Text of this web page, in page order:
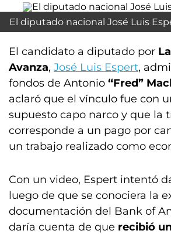
El diputado nacional José Luis
El candidato a diputado por
Avanza, José Luis Espert,
fondos de Antonio “Fred”
aclaró que el vínculo fue con
supuesto capo narco y que la
corresponde a un pago por
un trabajo realizado como
Con un video, Espert intentó
luego de que se conociera la
documentación del Bank of
daría cuenta de que recibió